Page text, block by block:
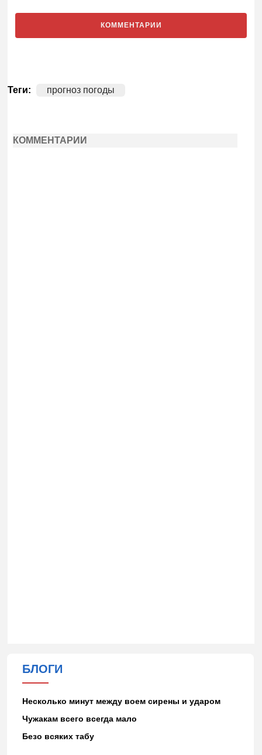
КОММЕНТАРИИ
Теги: прогноз погоды
КОММЕНТАРИИ
БЛОГИ
Несколько минут между воем сирены и ударом
Чужакам всего всегда мало
Безо всяких табу